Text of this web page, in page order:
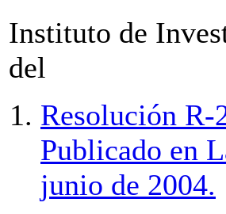
Instituto de
del
Resolución R-
Publicado en
junio de 2004.